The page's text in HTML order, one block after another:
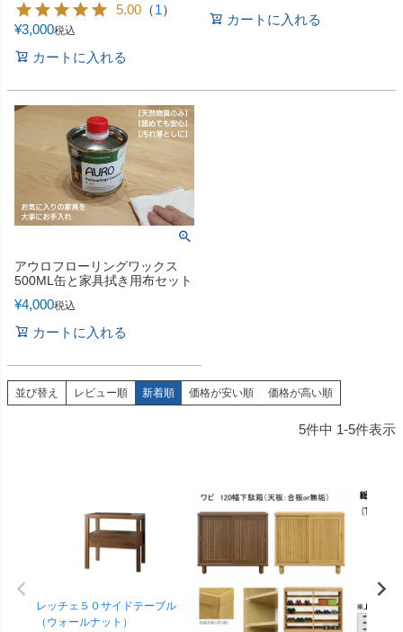
5.00 （1）
¥3,000税込
カートに入れる
カートに入れる
アウロフローリングワックス
500ML缶と家具拭き用布セット
¥4,000税込
カートに入れる
並び替え レビュー順 新着順 価格が安い順 価格が高い順
5件中 1-5件表示
レッチェ５０サイドテーブル
（ウォールナット）